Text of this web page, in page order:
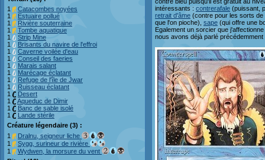
1
Catacombes noyées
1
Estuaire pollué
1
Rivière souterraine
1
Tombe aquatique
1
Strip Mine
1
Brisants du navire de l'effroi
1
Caverne voilée d'eau
1
Conseil des faeries
1
Marais salant
1
Marécage éclatant
1
Refuge de l'île de Jwar
1
Ruisseau éclatant
1
Desert
1
Aqueduc de Dimir
1
Banc de sable isolé
1
Lande stérile
Créature légendaire (3) :
1
Dralnu, seigneur liche
1
Sygg, surineur de rivière
1
Wydwen, la morsure du vent
intéressants : contrerafale (puissant,
retrait d'âme (contre pour les sorts
que l'on pioche), sape (qui offre une
Egalement un sorcier que
nous avons déjà parlé